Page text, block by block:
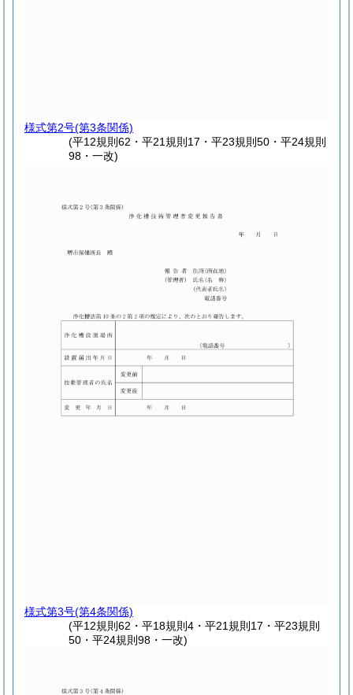
様式第2号(第3条関係)
(平12規則62・平21規則17・平23規則50・平24規則
98・一改)
様式第3号(第4条関係)
(平12規則62・平18規則4・平21規則17・平23規則
50・平24規則98・一改)